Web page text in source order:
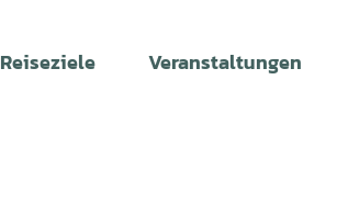
Reiseziele Veranstaltungen